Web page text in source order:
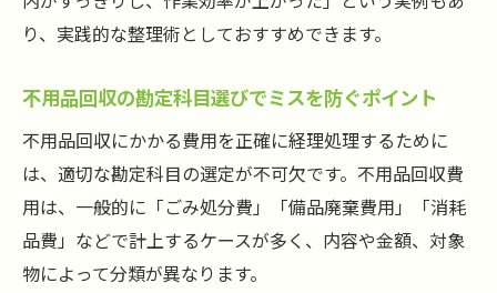
対策
目例
粗大ごみや備品廃棄と不用品回収の違いを
整理
勘定科目の選び方に悩んだら読む不用品回収ガ
イド
不用品回収費用の勘定科目選択ポイント総
り、実践的な整理術としておすすめできます。
不用品回収の勘定科目選びでミスを防ぐポイント
不用品回収にかかる費用を正確に経理処理するために
は、適切な勘定科目の選定が不可欠です。不用品回収費
用は、一般的に「ごみ処分費」「備品廃棄費用」「消耗
品費」などで計上するケースが多く、内容や金額、対象
物によって分類が異なります。